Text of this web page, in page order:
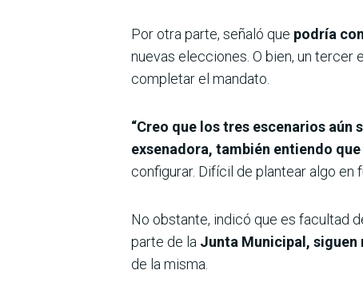
Por otra parte, señaló que podría
nuevas elecciones. O bien, un tercer
completar el mandato.
“Creo que los tres escenarios aún
exsenadora, también entiendo
configurar. Difícil de plantear algo en
No obstante, indicó que es facultad
parte de la Junta Municipal,
de la misma.